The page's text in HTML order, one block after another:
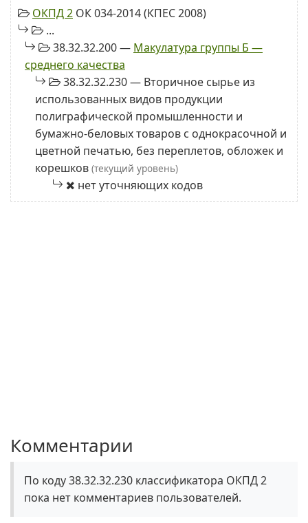
ОКПД 2 ОК 034-2014 (КПЕС 2008)
...
38.32.32.200 — Макулатура группы Б —
среднего качества
38.32.32.230 — Вторичное сырье из
использованных видов продукции
полиграфической промышленности и
бумажно-беловых товаров с однокрасочной и
цветной печатью, без переплетов, обложек и
корешков (текущий уровень)
нет уточняющих кодов
Комментарии
По коду 38.32.32.230 классификатора ОКПД 2
пока нет комментариев пользователей.